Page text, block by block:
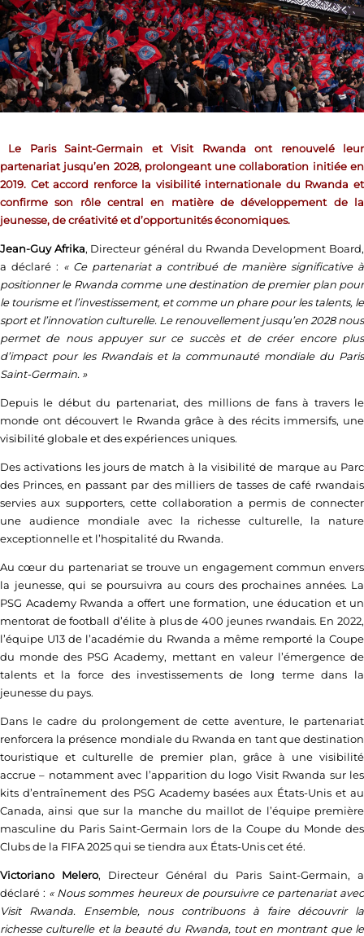
Le Paris Saint-Germain et Visit Rwanda ont renouvelé leur
partenariat jusqu’en 2028, prolongeant une collaboration initiée en
2019. Cet accord renforce la visibilité internationale du Rwanda et
confirme son rôle central en matière de développement de la
jeunesse, de créativité et d’opportunités économiques.
Jean-Guy Afrika, Directeur général du Rwanda Development Board,
a déclaré : « Ce partenariat a contribué de manière significative à
positionner le Rwanda comme une destination de premier plan pour
le tourisme et l’investissement, et comme un phare pour les talents, le
sport et l’innovation culturelle. Le renouvellement jusqu’en 2028 nous
permet de nous appuyer sur ce succès et de créer encore plus
d’impact pour les Rwandais et la communauté mondiale du Paris
Saint-Germain. »
Depuis le début du partenariat, des millions de fans à travers le
monde ont découvert le Rwanda grâce à des récits immersifs, une
visibilité globale et des expériences uniques.
Des activations les jours de match à la visibilité de marque au Parc
des Princes, en passant par des milliers de tasses de café rwandais
servies aux supporters, cette collaboration a permis de connecter
une audience mondiale avec la richesse culturelle, la nature
exceptionnelle et l’hospitalité du Rwanda.
Au cœur du partenariat se trouve un engagement commun envers
la jeunesse, qui se poursuivra au cours des prochaines années. La
PSG Academy Rwanda a offert une formation, une éducation et un
mentorat de football d’élite à plus de 400 jeunes rwandais. En 2022,
l’équipe U13 de l’académie du Rwanda a même remporté la Coupe
du monde des PSG Academy, mettant en valeur l’émergence de
talents et la force des investissements de long terme dans la
jeunesse du pays.
Dans le cadre du prolongement de cette aventure, le partenariat
renforcera la présence mondiale du Rwanda en tant que destination
touristique et culturelle de premier plan, grâce à une visibilité
accrue – notamment avec l’apparition du logo Visit Rwanda sur les
kits d’entraînement des PSG Academy basées aux États-Unis et au
Canada, ainsi que sur la manche du maillot de l’équipe première
masculine du Paris Saint-Germain lors de la Coupe du Monde des
Clubs de la FIFA 2025 qui se tiendra aux États-Unis cet été.
Victoriano Melero, Directeur Général du Paris Saint-Germain, a
déclaré : « Nous sommes heureux de poursuivre ce partenariat avec
Visit Rwanda. Ensemble, nous contribuons à faire découvrir la
richesse culturelle et la beauté du Rwanda, tout en montrant que le